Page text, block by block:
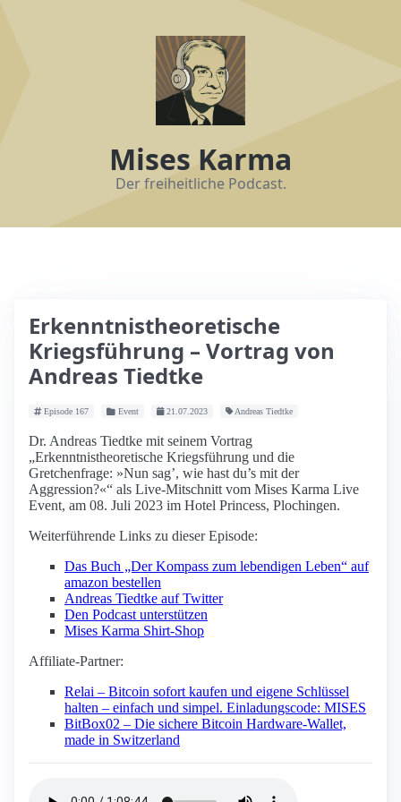
Mises Karma
Der freiheitliche Podcast.
Erkenntnistheoretische
Kriegsführung – Vortrag von
Andreas Tiedtke
Episode 167 Event 21.07.2023 Andreas Tiedtke
Dr. Andreas Tiedtke mit seinem Vortrag
„Erkenntnistheoretische Kriegsführung und die
Gretchenfrage: »Nun sag’, wie hast du’s mit der
Aggression?«“ als Live-Mitschnitt vom Mises Karma Live
Event, am 08. Juli 2023 im Hotel Princess, Plochingen.
Weiterführende Links zu dieser Episode:
Das Buch „Der Kompass zum lebendigen Leben“ auf
amazon bestellen
Andreas Tiedtke auf Twitter
Den Podcast unterstützen
Mises Karma Shirt-Shop
Affiliate-Partner:
Relai – Bitcoin sofort kaufen und eigene Schlüssel
halten – einfach und simpel. Einladungscode: MISES
BitBox02 – Die sichere Bitcoin Hardware-Wallet,
made in Switzerland